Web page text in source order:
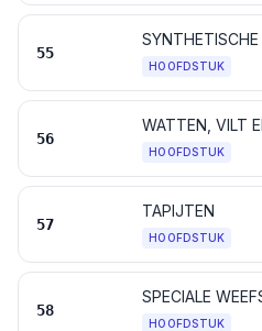
55
HOOFDSTUK
56
HOOFDSTUK
57
TAPIJTEN
HOOFDSTUK
58
HOOFDSTUK